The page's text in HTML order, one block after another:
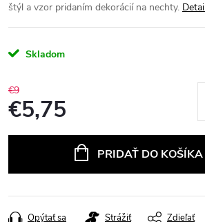
štýl a vzor pridaním dekorácií na nechty.
Skladom
€9
€5,75
PRIDAŤ DO KOŠÍKA
Opýtať sa Strážiť Zdieľať